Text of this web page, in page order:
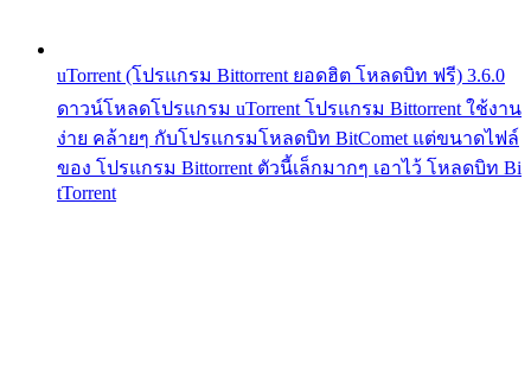
uTorrent (โปรแกรม Bittorrent ยอดฮิต โหลดบิท ฟรี) 3.6.0
ดาวน์โหลดโปรแกรม uTorrent โปรแกรม Bittorrent ใช้งาน
ง่าย คล้ายๆ กับโปรแกรมโหลดบิท BitComet แต่ขนาดไฟล์
ของ โปรแกรม Bittorrent ตัวนี้เล็กมากๆ เอาไว้ โหลดบิท Bi
tTorrent